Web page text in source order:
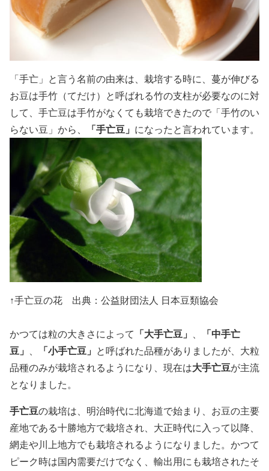
「手亡」と言う名前の由来は、栽培する時に、蔓が伸びる
お豆は手竹（てだけ）と呼ばれる竹の支柱が必要なのに対
して、手亡豆は手竹がなくても栽培できたので「手竹のい
らない豆」から、
「手亡豆」 になったと言われています。
↑手亡豆の花 出典：公益財団法人 日本豆類協会
かつては粒の大きさによって 「大手亡豆」 、
「中手亡
豆」 、 「小手亡豆」 と呼ばれた品種がありましたが、大粒
品種のみが栽培されるようになり、現在は大手亡豆が主流
となりました。
手亡豆の栽培は、明治時代に北海道で始まり、お豆の主要
産地である十勝地方で栽培され、大正時代に入って以降、
網走や川上地方でも栽培されるようになりました。かつて
ピーク時は国内需要だけでなく、輸出用にも栽培されたそ